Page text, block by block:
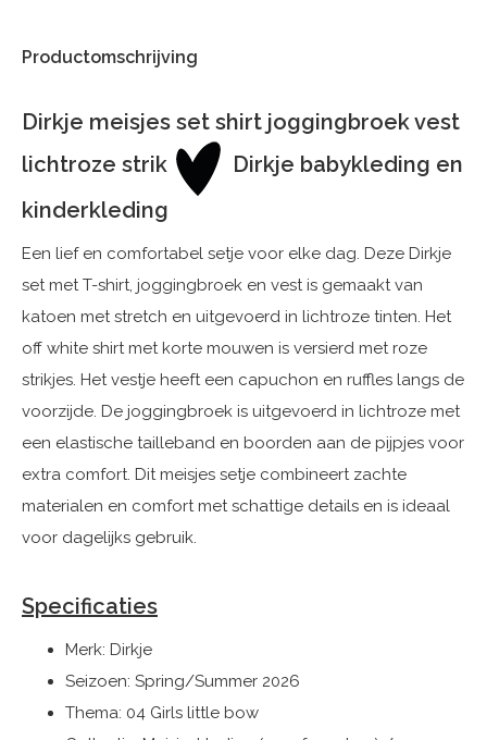
Productomschrijving
Dirkje meisjes set shirt joggingbroek vest
lichtroze strik
Dirkje babykleding en
kinderkleding
Een lief en comfortabel setje voor elke dag. Deze Dirkje
set met T-shirt, joggingbroek en vest is gemaakt van
katoen met stretch en uitgevoerd in lichtroze tinten. Het
off white shirt met korte mouwen is versierd met roze
strikjes. Het vestje heeft een capuchon en ruffles langs de
voorzijde. De joggingbroek is uitgevoerd in lichtroze met
een elastische tailleband en boorden aan de pijpjes voor
extra comfort. Dit meisjes setje combineert zachte
materialen en comfort met schattige details en is ideaal
voor dagelijks gebruik.
Specificaties
Merk: Dirkje
Seizoen: Spring/Summer 2026
Thema: 04 Girls little bow